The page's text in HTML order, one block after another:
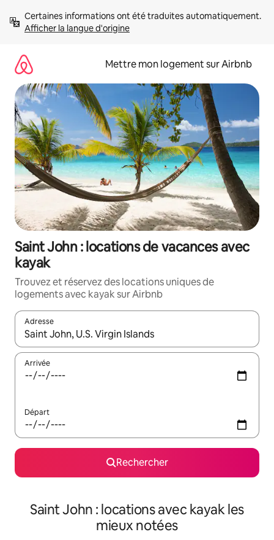
directement
Afficher la langue d'origine
Mettre mon logement sur Airbnb
Saint John : locations de vacances avec
kayak
Trouvez et réservez des locations uniques de
logements avec kayak sur Airbnb
Adresse
Lorsque les résultats s'affichent, utilisez les flèches vers le
Arrivée
Départ
Rechercher
Saint John : locations avec kayak les
mieux notées